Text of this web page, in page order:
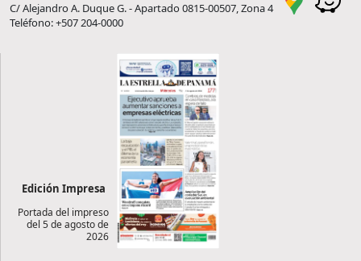
C/ Alejandro A. Duque G. - Apartado 0815-00507, Zona 4
Teléfono: +507 204-0000
Edición Impresa
Portada del impreso
del 5 de agosto de
2026